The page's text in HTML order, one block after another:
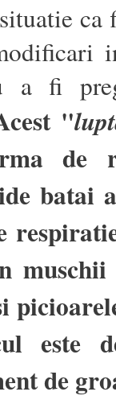
a fi
"
de
batai
este
de